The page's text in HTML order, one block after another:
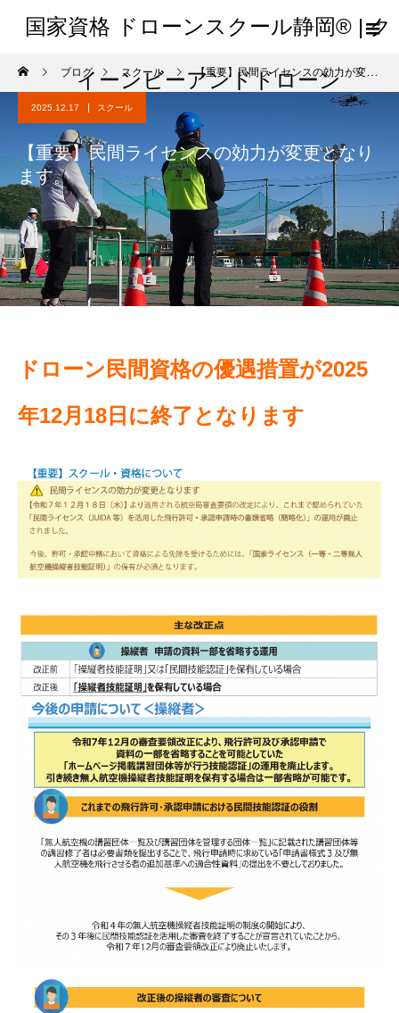
国家資格 ドローンスクール静岡® | ク
イーンビーアンドドローン
ブログ スクール 【重要】民間ライセンスの効力が変更となります。
2025.12.17 スクール
【重要】民間ライセンスの効力が変更となり
ます。
ドローン民間資格の優遇措置が2025
年12月18日に終了となります